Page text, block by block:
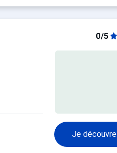
0/5
Je découvre